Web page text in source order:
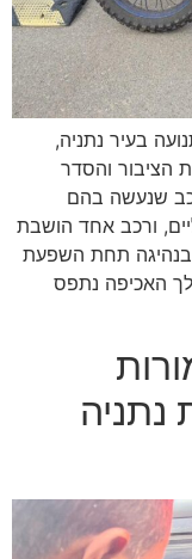
בעיר נתניה,
הציבור והסדר
שנעשה בהם
ורכב אחד הושבת
בנהיגה תחת השפעת
האכיפה נתפס
נתניה